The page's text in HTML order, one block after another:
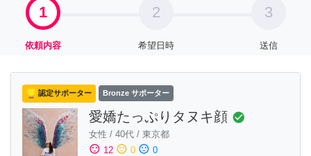
1
依頼内容
2
希望日時
3
送信
認定サポーター Bronze サポーター
愛嬌たっぷりタヌキ顔 check_circle
女性 / 40代 / 東京都
sentiment_satisfied 12 sentiment_neutral 0 sentiment_dissatisfied 0